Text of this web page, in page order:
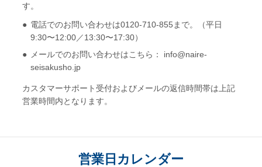
す。
電話でのお問い合わせは0120-710-855まで。（平日
9:30〜12:00／13:30〜17:30）
メールでのお問い合わせはこちら： info@naire-
seisakusho.jp
カスタマーサポート受付およびメールの返信時間帯は上記
営業時間内となります。
営業日カレンダー